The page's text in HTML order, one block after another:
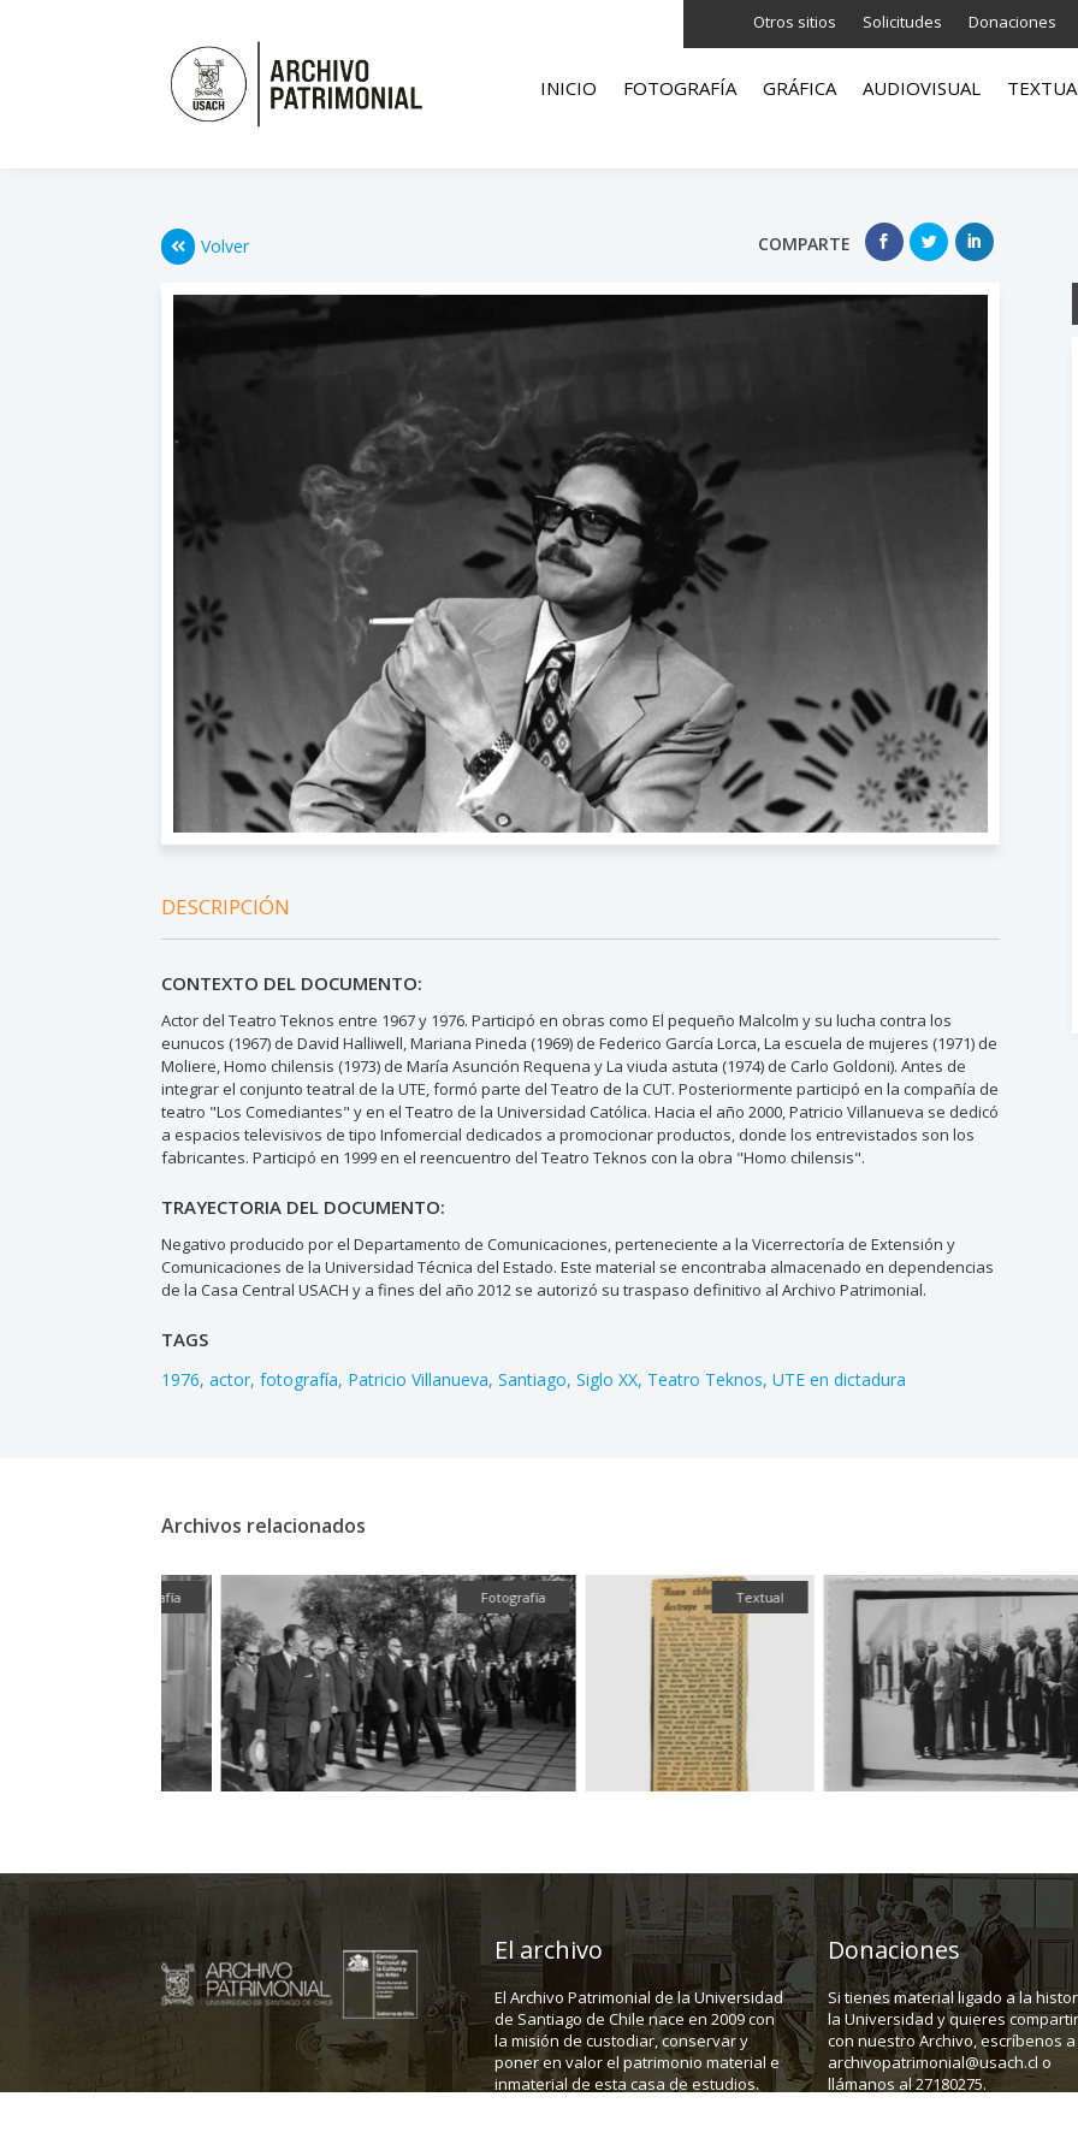
Otros sitios Solicitudes Donaciones
INICIO FOTOGRAFÍA GRÁFICA AUDIOVISUAL
Volver COMPARTE
DESCRIPCIÓN
CONTEXTO DEL DOCUMENTO:
Actor del Teatro Teknos entre 1967 y 1976. Participó en obras como El pequeño Malcolm y su lucha contra los
eunucos (1967) de David Halliwell, Mariana Pineda (1969) de Federico García Lorca, La escuela de mujeres (1971) de
Moliere, Homo chilensis (1973) de María Asunción Requena y La viuda astuta (1974) de Carlo Goldoni). Antes de
integrar el conjunto teatral de la UTE, formó parte del Teatro de la CUT. Posteriormente participó en la compañía de
teatro "Los Comediantes" y en el Teatro de la Universidad Católica. Hacia el año 2000, Patricio Villanueva se dedicó
a espacios televisivos de tipo Infomercial dedicados a promocionar productos, donde los entrevistados son los
fabricantes. Participó en 1999 en el reencuentro del Teatro Teknos con la obra "Homo chilensis".
TRAYECTORIA DEL DOCUMENTO:
Negativo producido por el Departamento de Comunicaciones, perteneciente a la Vicerrectoría de Extensión y
Comunicaciones de la Universidad Técnica del Estado. Este material se encontraba almacenado en dependencias
de la Casa Central USACH y a fines del año 2012 se autorizó su traspaso definitivo al Archivo Patrimonial.
TAGS
1976 actor fotografía Patricio Villanueva Santiago Siglo XX Teatro Teknos UTE en dictadura
Archivos relacionados
Fotografía Textual
El archivo
El Archivo Patrimonial de la Universidad
de Santiago de Chile nace en 2009 con
la misión de custodiar, conservar y
poner en valor el patrimonio material e
inmaterial de esta casa de estudios.
Donaciones
Si tienes material ligado a la
la Universidad y quieres
con nuestro Archivo, escríbenos a
archivopatrimonial@usach.cl o
llámanos al 27180275.